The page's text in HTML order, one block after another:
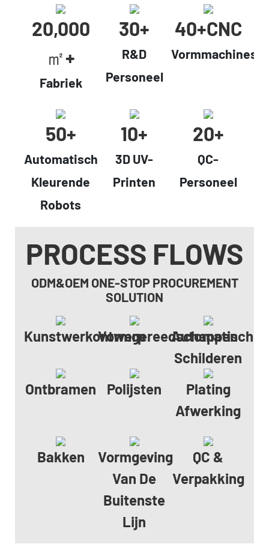
20,000
㎡+
Fabriek
30+
R&D
Personeel
40+cNC
Vormmachines
50+
Automatisch
Kleurende
Robots
10+
3D UV-
Printen
20+
QC-
Personeel
PROCESS FLOWS
ODM&OEM ONE-STOP PROCUREMENT
SOLUTION
KunstwerkontwerpVormgereedschappen
Automatisch
Schilderen
Ontbramen
Polijsten
Plating
Afwerking
Bakken
Vormgeving
Van De
Buitenste
Lijn
QC &
Verpakking